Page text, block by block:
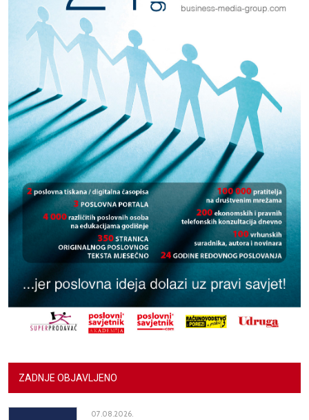
ZADNJE OBJAVLJENO
07.08.2026.